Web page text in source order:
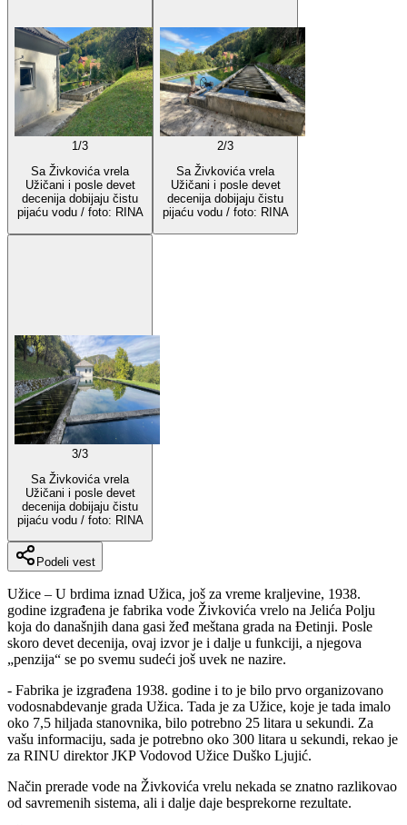
1 /3
Sa Živkovića vrela
Užičani i posle devet
decenija dobijaju čistu
pijaću vodu / foto: RINA
2/3
Sa Živkovića vrela
Užičani i posle devet
decenija dobijaju čistu
pijaću vodu / foto: RINA
3/3
Sa Živkovića vrela
Užičani i posle devet
decenija dobijaju čistu
pijaću vodu / foto: RINA
Podeli vest
Užice – U brdima iznad Užica, još za vreme kraljevine, 1938.
godine izgrađena je fabrika vode Živkovića vrelo na Jelića Polju
koja do današnjih dana gasi žeđ meštana grada na Đetinji. Posle
skoro devet decenija, ovaj izvor je i dalje u funkciji, a njegova
„penzija“ se po svemu sudeći još uvek ne nazire.
- Fabrika je izgrađena 1938. godine i to je bilo prvo organizovano
vodosnabdevanje grada Užica. Tada je za Užice, koje je tada imalo
oko 7,5 hiljada stanovnika, bilo potrebno 25 litara u sekundi. Za
vašu informaciju, sada je potrebno oko 300 litara u sekundi, rekao je
za RINU direktor JKP Vodovod Užice Duško Ljujić.
Način prerade vode na Živkovića vrelu nekada se znatno razlikovao
od savremenih sistema, ali i dalje daje besprekorne rezultate.